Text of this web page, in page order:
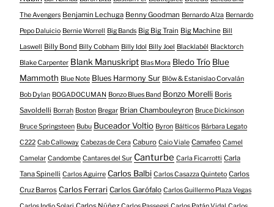
The Avengers Benjamin Lechuga Benny Goodman Bernardo Alza Bernardo
Pepo Daluicio Bernie Worrell Big Bands Big Big Train Big Machine Bill
Laswell
Billy Bond Billy Cobham Billy Idol Billy Joel Blacklabél Blacktorch
Blake Carpenter Blank Manuskript Blas Mora Bledo Trío Blue
Mammoth Blue Note Blues Harmony Sur Blöw & Estanislao Corvalán
Bob Dylan BOGADOCUMAN Bonzo Blues Band Bonzo Morelli Boris
Savoldelli Borrah Boston Bregar Brian Chambouleyron Bruce Dickinson
Bruce Springsteen Bubu Buceador Voltio Byron Bálticos Bárbara Legato
C222 Cab Calloway Cabezas de Cera Caburo Caio Viale Camafeo Camel
Camelar Candombe Cantares del Sur Canturbe Carla Ficarrotti Carla
Tana Spinelli Carlos Aguirre Carlos Balbi Carlos Casazza Quinteto Carlos
Cruz Barros Carlos Ferrari Carlos Garófalo Carlos Guillermo Plaza Vegas